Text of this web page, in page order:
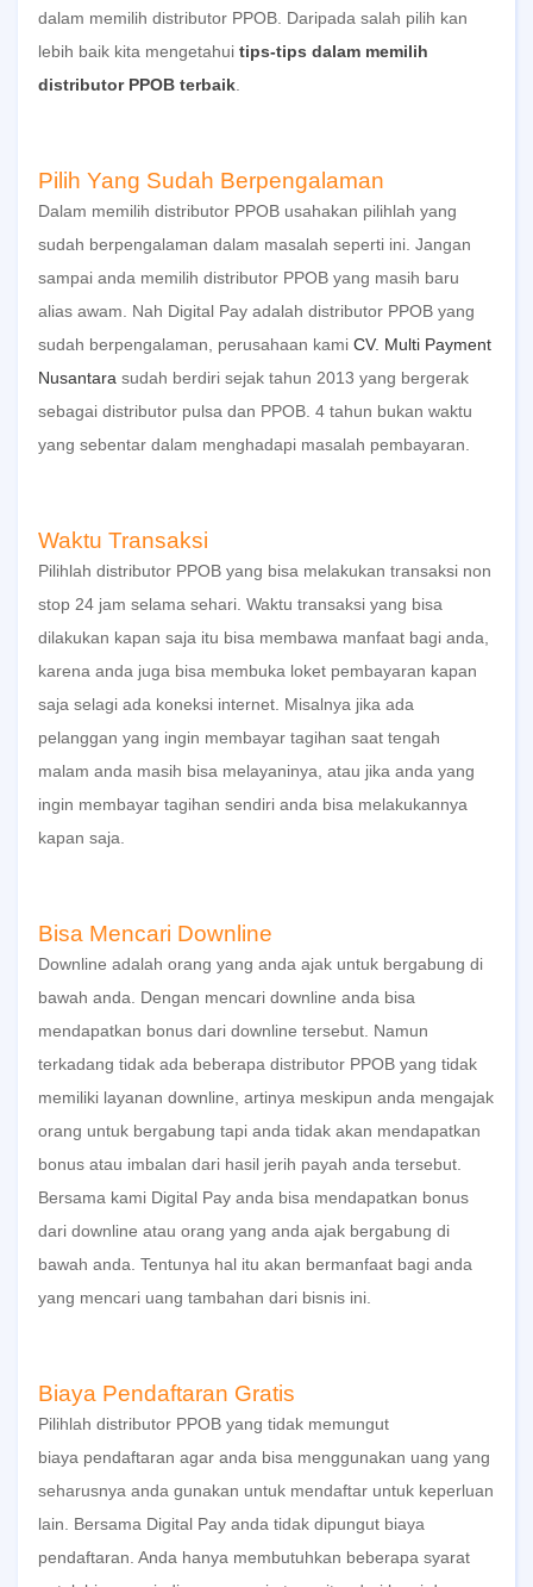
dalam memilih distributor PPOB. Daripada salah pilih kan
lebih baik kita mengetahui tips-tips dalam memilih
distributor PPOB terbaik
Pilih Yang Sudah Berpengalaman
Dalam memilih distributor PPOB usahakan pilihlah yang
sudah berpengalaman dalam masalah seperti ini. Jangan
sampai anda memilih distributor PPOB yang masih baru
alias awam. Nah Digital Pay adalah distributor PPOB yang
sudah berpengalaman, perusahaan kami CV. Multi Payment
Nusantara sudah berdiri sejak tahun 2013 yang bergerak
sebagai distributor pulsa dan PPOB. 4 tahun bukan waktu
yang sebentar dalam menghadapi masalah pembayaran.
Waktu Transaksi
Pilihlah distributor PPOB yang bisa melakukan transaksi non
stop 24 jam selama sehari. Waktu transaksi yang bisa
dilakukan kapan saja itu bisa membawa manfaat bagi anda,
karena anda juga bisa membuka loket pembayaran kapan
saja selagi ada koneksi internet. Misalnya jika ada
pelanggan yang ingin membayar tagihan saat tengah
malam anda masih bisa melayaninya, atau jika anda yang
ingin membayar tagihan sendiri anda bisa melakukannya
kapan saja.
Bisa Mencari Downline
Downline adalah orang yang anda ajak untuk bergabung di
bawah anda. Dengan mencari downline anda bisa
mendapatkan bonus dari downline tersebut. Namun
terkadang tidak ada beberapa distributor PPOB yang tidak
memiliki layanan downline, artinya meskipun anda mengajak
orang untuk bergabung tapi anda tidak akan mendapatkan
bonus atau imbalan dari hasil jerih payah anda tersebut.
Bersama kami Digital Pay anda bisa mendapatkan bonus
dari downline atau orang yang anda ajak bergabung di
bawah anda. Tentunya hal itu akan bermanfaat bagi anda
yang mencari uang tambahan dari bisnis ini.
Biaya Pendaftaran Gratis
Pilihlah distributor PPOB yang tidak memungut
biaya pendaftaran agar anda bisa menggunakan uang yang
seharusnya anda gunakan untuk mendaftar untuk keperluan
lain. Bersama Digital Pay anda tidak dipungut biaya
pendaftaran. Anda hanya membutuhkan beberapa syarat